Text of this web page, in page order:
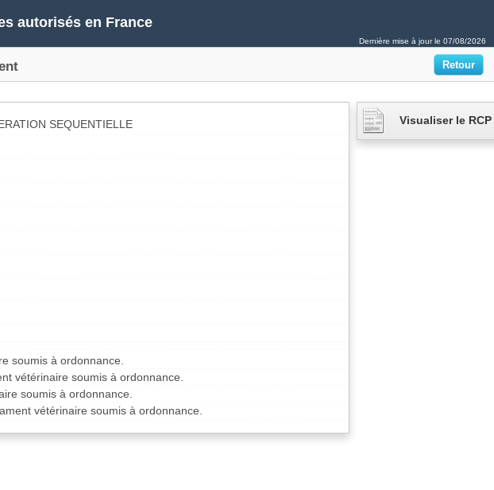
autorisés en France
Dernière mise à jour le 07/08/2026
SEQUENTIELLE
soumis à ordonnance.
vétérinaire soumis à ordonnance.
soumis à ordonnance.
vétérinaire soumis à ordonnance.
Visualiser le RCP